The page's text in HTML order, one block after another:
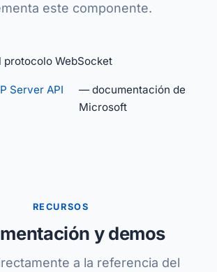
este componente.
WebSocket
Server API
— documentación de
Microsoft
RECURSOS
y demos
a la referencia del